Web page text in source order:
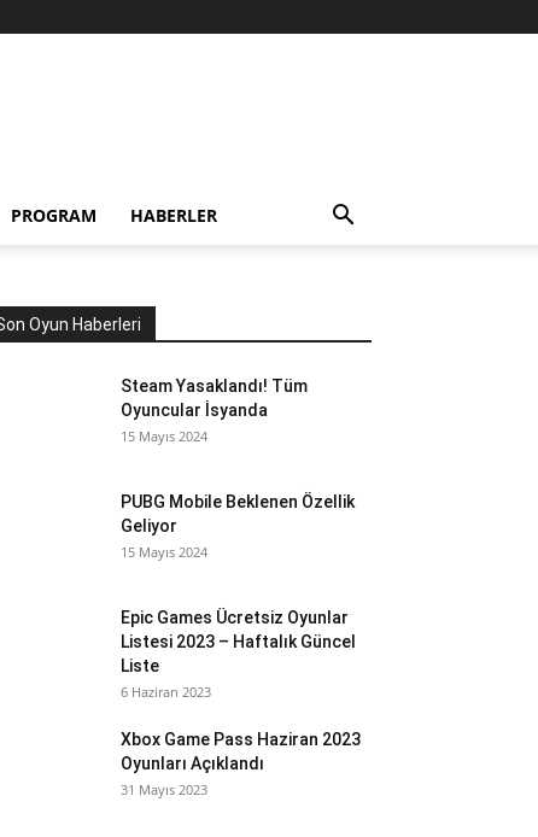
PROGRAM HABERLER
Oyun Haberleri
Steam Yasaklandı! Tüm
Oyuncular İsyanda
15 Mayıs 2024
PUBG Mobile Beklenen Özellik
Geliyor
15 Mayıs 2024
Epic Games Ücretsiz Oyunlar
Listesi 2023 – Haftalık Güncel
Liste
6 Haziran 2023
Xbox Game Pass Haziran 2023
Oyunları Açıklandı
31 Mayıs 2023